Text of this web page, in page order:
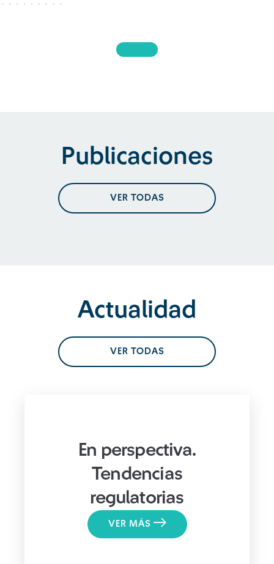
Publicaciones
VER TODAS
Actualidad
VER TODAS
En perspectiva.
Tendencias
regulatorias
VER MÁS